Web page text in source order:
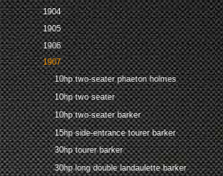
1904
1905
1906
1907
10hp two-seater phaeton holmes
10hp two seater
10hp two-seater barker
15hp side-entrance tourer barker
30hp tourer barker
30hp long double landaulette barker